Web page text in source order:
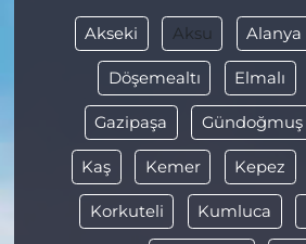
Akseki Aksu Alanya
Döşemealtı Elmalı
Gazipaşa Gündoğmuş
Kaş Kemer Kepez
Korkuteli Kumluca